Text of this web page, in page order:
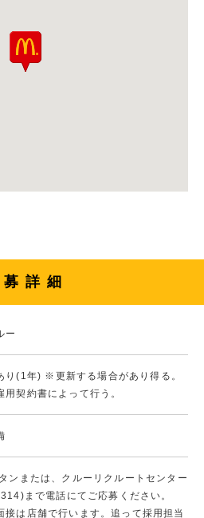
詳細
ー
り(1年) ※更新する場合があり得る。
用契約書によって行う。
ンまたは、クルーリクルートセンター
まで電話にてご応募ください。
は店舗で行います。追って採用担当